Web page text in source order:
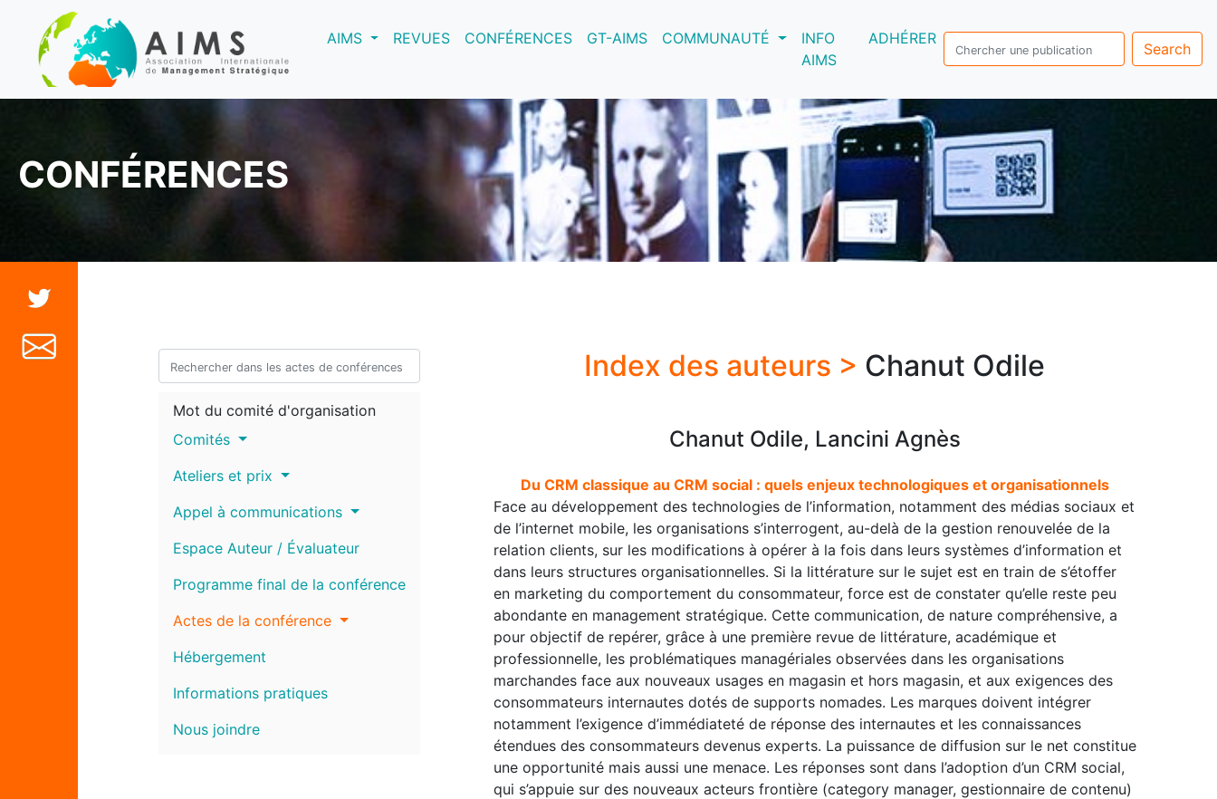
AIMS(current)REVUES CONFÉRENCES GT-AIMS COMMUNAUTÉ
INFO
AIMS
ADHÉRER
Search
CONFÉRENCES
Mot du comité d'organisation
Comités
Ateliers et prix
Appel à communications
Espace Auteur / Évaluateur
Programme final de la conférence
Actes de la conférence
Hébergement
Informations pratiques
Nous joindre
Index des auteurs > Chanut Odile
Chanut Odile, Lancini Agnès
Du CRM classique au CRM social : quels enjeux technologiques et organisationnels
Face au développement des technologies de l’information, notamment des médias sociaux et
de l’internet mobile, les organisations s’interrogent, au-delà de la gestion renouvelée de la
relation clients, sur les modifications à opérer à la fois dans leurs systèmes d’information et
dans leurs structures organisationnelles. Si la littérature sur le sujet est en train de s’étoffer
en marketing du comportement du consommateur, force est de constater qu’elle reste peu
abondante en management stratégique. Cette communication, de nature compréhensive, a
pour objectif de repérer, grâce à une première revue de littérature, académique et
professionnelle, les problématiques managériales observées dans les organisations
marchandes face aux nouveaux usages en magasin et hors magasin, et aux exigences des
consommateurs internautes dotés de supports nomades. Les marques doivent intégrer
notamment l’exigence d’immédiateté de réponse des internautes et les connaissances
étendues des consommateurs devenus experts. La puissance de diffusion sur le net constitue
une opportunité mais aussi une menace. Les réponses sont dans l’adoption d’un CRM social,
qui s’appuie sur des nouveaux acteurs frontière (category manager, gestionnaire de contenu)